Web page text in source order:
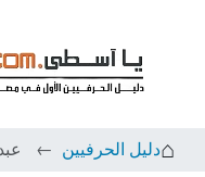
دليل الحرفيين